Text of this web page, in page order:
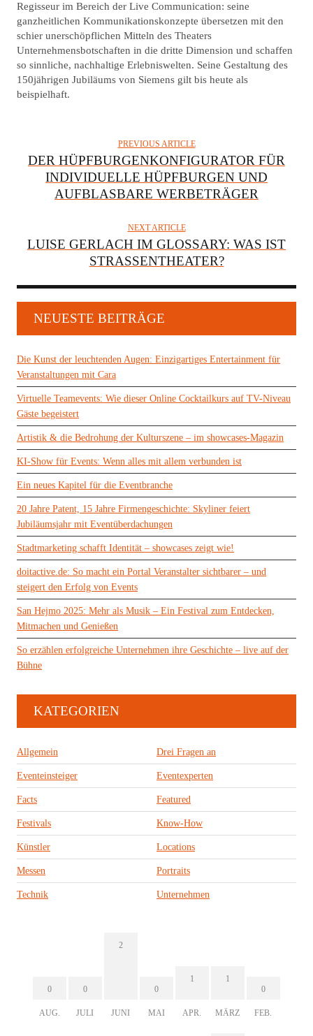
Regisseur im Bereich der Live Communication: seine
ganzheitlichen Kommunikationskonzepte übersetzen mit den
schier unerschöpflichen Mitteln des Theaters
Unternehmensbotschaften in die dritte Dimension und schaffen
so sinnliche, nachhaltige Erlebniswelten. Seine Gestaltung des
150jährigen Jubiläums von Siemens gilt bis heute als
beispielhaft.
PREVIOUS ARTICLE
DER HÜPFBURGENKONFIGURATOR FÜR
INDIVIDUELLE HÜPFBURGEN UND
AUFBLASBARE WERBETRÄGER
NEXT ARTICLE
LUISE GERLACH IM GLOSSARY: WAS IST
STRASSENTHEATER?
NEUESTE BEITRÄGE
Die Kunst der leuchtenden Augen: Einzigartiges Entertainment für
Veranstaltungen mit Cara
Virtuelle Teamevents: Wie dieser Online Cocktailkurs auf TV-Niveau
Gäste begeistert
Artistik & die Bedrohung der Kulturszene – im showcases-Magazin
KI-Show für Events: Wenn alles mit allem verbunden ist
Ein neues Kapitel für die Eventbranche
20 Jahre Patent, 15 Jahre Firmengeschichte: Skyliner feiert
Jubiläumsjahr mit Eventüberdachungen
Stadtmarketing schafft Identität – showcases zeigt wie!
doitactive.de: So macht ein Portal Veranstalter sichtbarer – und
steigert den Erfolg von Events
San Hejmo 2025: Mehr als Musik – Ein Festival zum Entdecken,
Mitmachen und Genießen
So erzählen erfolgreiche Unternehmen ihre Geschichte – live auf der
Bühne
KATEGORIEN
Allgemein Drei Fragen an
Eventeinsteiger Eventexperten
Facts Featured
Festivals Know-How
Künstler Locations
Messen Portraits
Technik Unternehmen
0
AUG.
0
JULI
2
JUNI
0
MAI
1
APR.
1
MÄRZ
0
FEB.